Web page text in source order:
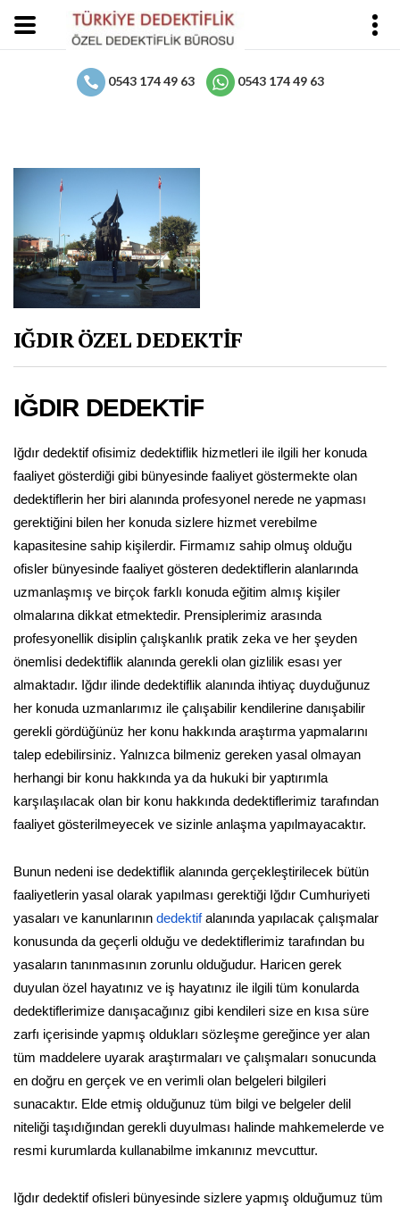
0543 174 49 63 0543 174 49 63
IĞDIR ÖZEL DEDEKTİF
IĞDIR DEDEKTİF
Iğdır dedektif ofisimiz dedektiflik hizmetleri ile ilgili her konuda
faaliyet gösterdiği gibi bünyesinde faaliyet göstermekte olan
dedektiflerin her biri alanında profesyonel nerede ne yapması
gerektiğini bilen her konuda sizlere hizmet verebilme
kapasitesine sahip kişilerdir. Firmamız sahip olmuş olduğu
ofisler bünyesinde faaliyet gösteren dedektiflerin alanlarında
uzmanlaşmış ve birçok farklı konuda eğitim almış kişiler
olmalarına dikkat etmektedir. Prensiplerimiz arasında
profesyonellik disiplin çalışkanlık pratik zeka ve her şeyden
önemlisi dedektiflik alanında gerekli olan gizlilik esası yer
almaktadır. Iğdır ilinde dedektiflik alanında ihtiyaç duyduğunuz
her konuda uzmanlarımız ile çalışabilir kendilerine danışabilir
gerekli gördüğünüz her konu hakkında araştırma yapmalarını
talep edebilirsiniz. Yalnızca bilmeniz gereken yasal olmayan
herhangi bir konu hakkında ya da hukuki bir yaptırımla
karşılaşılacak olan bir konu hakkında dedektiflerimiz tarafından
faaliyet gösterilmeyecek ve sizinle anlaşma yapılmayacaktır.
Bunun nedeni ise dedektiflik alanında gerçekleştirilecek bütün
faaliyetlerin yasal olarak yapılması gerektiği Iğdır Cumhuriyeti
yasaları ve kanunlarının dedektifalanında yapılacak çalışmalar
konusunda da geçerli olduğu ve dedektiflerimiz tarafından bu
yasaların tanınmasının zorunlu olduğudur. Haricen gerek
duyulan özel hayatınız ve iş hayatınız ile ilgili tüm konularda
dedektiflerimize danışacağınız gibi kendileri size en kısa süre
zarfı içerisinde yapmış oldukları sözleşme gereğince yer alan
tüm maddelere uyarak araştırmaları ve çalışmaları sonucunda
en doğru en gerçek ve en verimli olan belgeleri bilgileri
sunacaktır. Elde etmiş olduğunuz tüm bilgi ve belgeler delil
niteliği taşıdığından gerekli duyulması halinde mahkemelerde ve
resmi kurumlarda kullanabilme imkanınız mevcuttur.
Iğdır dedektif ofisleri bünyesinde sizlere yapmış olduğumuz tüm